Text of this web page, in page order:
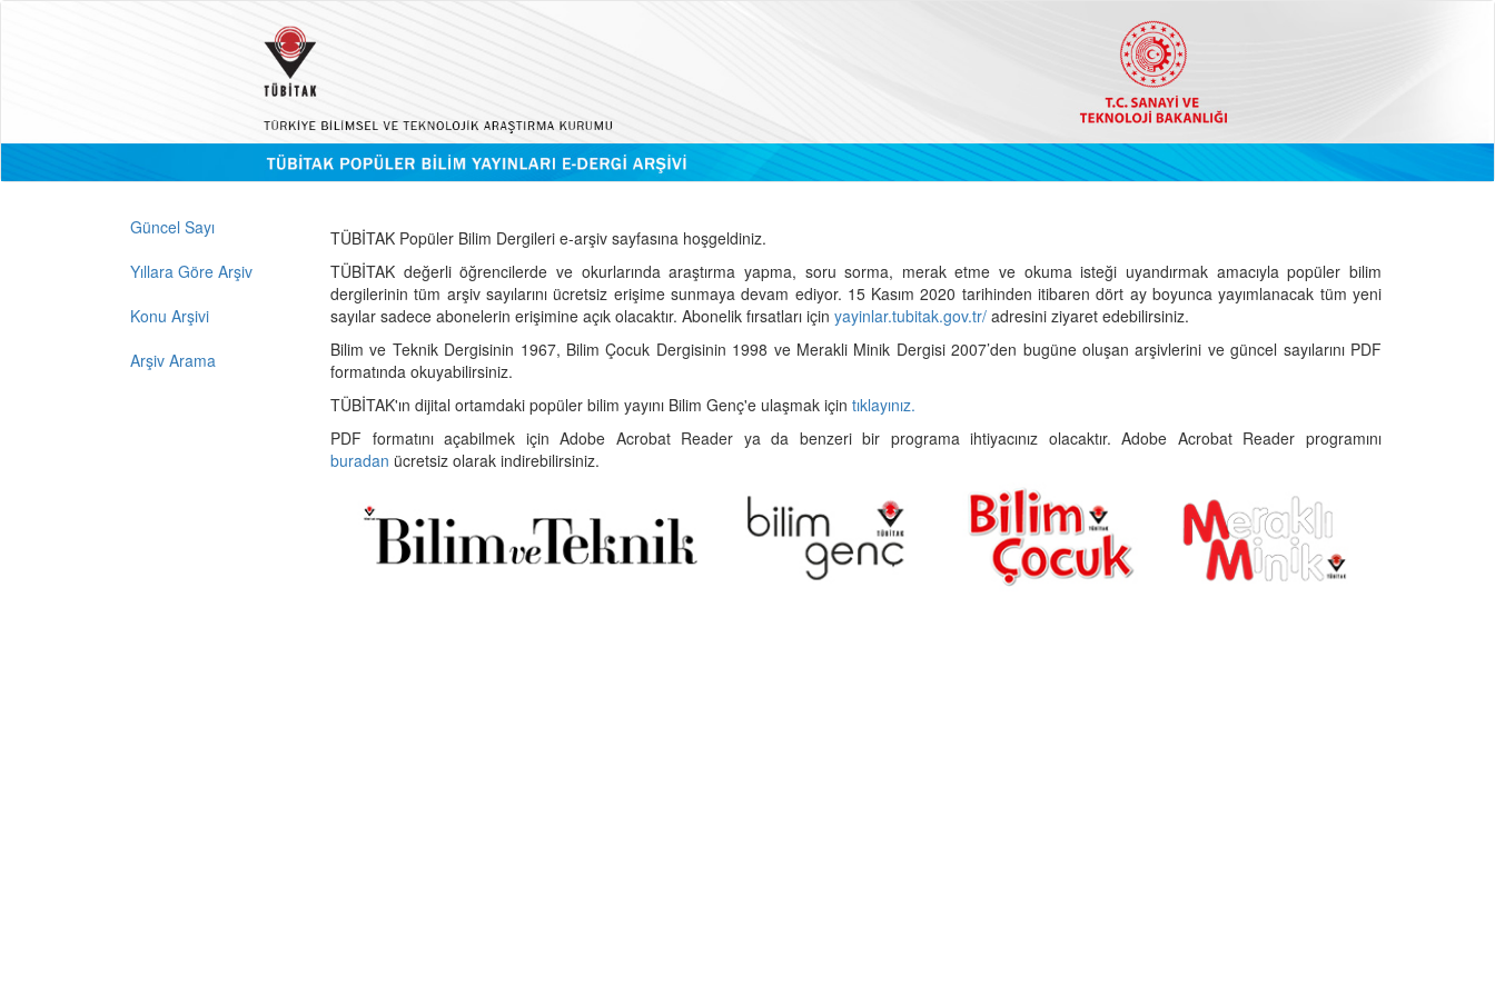
Güncel Sayı
Yıllara Göre Arşiv
Konu Arşivi
Arşiv Arama
TÜBİTAK Popüler Bilim Dergileri e-arşiv sayfasına hoşgeldiniz.
TÜBİTAK değerli öğrencilerde ve okurlarında araştırma yapma, soru sorma, merak etme ve okuma isteği uyandırmak amacıyla popüler bilim
dergilerinin tüm arşiv sayılarını ücretsiz erişime sunmaya devam ediyor. 15 Kasım 2020 tarihinden itibaren dört ay boyunca yayımlanacak tüm yeni
sayılar sadece abonelerin erişimine açık olacaktır. Abonelik fırsatları için yayinlar.tubitak.gov.tr/ adresini ziyaret edebilirsiniz.
Bilim ve Teknik Dergisinin 1967, Bilim Çocuk Dergisinin 1998 ve Merakli Minik Dergisi 2007’den bugüne oluşan arşivlerini ve güncel sayılarını PDF
formatında okuyabilirsiniz.
TÜBİTAK'ın dijital ortamdaki popüler bilim yayını Bilim Genç'e ulaşmak için tıklayınız.
PDF formatını açabilmek için Adobe Acrobat Reader ya da benzeri bir programa ihtiyacınız olacaktır. Adobe Acrobat Reader programını
buradan ücretsiz olarak indirebilirsiniz.